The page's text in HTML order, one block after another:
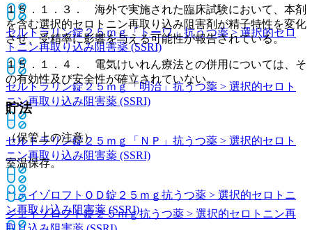
セルトラリン錠２５ｍｇ「トーワ」 抗うつ薬 > 選択的セロ
トニン再取り込み阻害薬 (SSRI)
セルトラリン錠２５ｍｇ「明治」抗うつ薬 > 選択的セロト
ニン再取り込み阻害薬 (SSRI)
セルトラリン錠２５ｍｇ「ＮＰ」 抗うつ薬 > 選択的セロト
ニン再取り込み阻害薬 (SSRI)
ジェイゾロフトＯＤ錠２５ｍｇ 抗うつ薬 > 選択的セロトニ
ン再取り込み阻害薬 (SSRI)
１５．１．３． 海外で実施された臨床試験において、本剤
を含む選択的セロトニン再取り込み阻害剤が精子特性を変化
させ、受精率に影響を与える可能性が報告されている。
１５．１．４． 電気けいれん療法との併用については、そ
の有効性及び安全性が確立されていない。
貯法
（保管上の注意）
室温保存。
ジェイゾロフト錠２５ｍｇ抗うつ薬 > 選択的セロトニン再